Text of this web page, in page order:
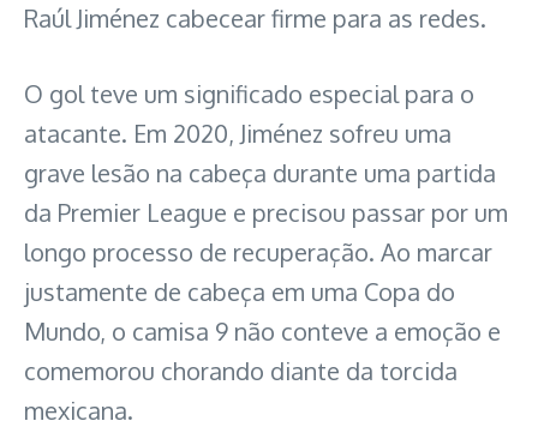
Raúl Jiménez cabecear firme para as redes.
O gol teve um significado especial para o
atacante. Em 2020, Jiménez sofreu uma
grave lesão na cabeça durante uma partida
da Premier League e precisou passar por um
longo processo de recuperação. Ao marcar
justamente de cabeça em uma Copa do
Mundo, o camisa 9 não conteve a emoção e
comemorou chorando diante da torcida
mexicana.